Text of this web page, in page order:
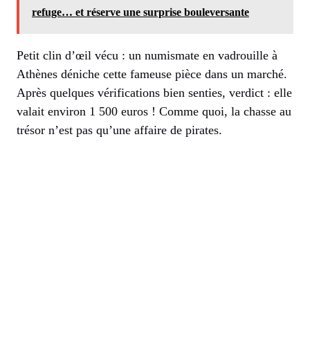
refuge… et réserve une surprise bouleversante
Petit clin d’œil vécu : un numismate en vadrouille à
Athènes déniche cette fameuse pièce dans un marché.
Après quelques vérifications bien senties, verdict : elle
valait environ 1 500 euros ! Comme quoi, la chasse au
trésor n’est pas qu’une affaire de pirates.